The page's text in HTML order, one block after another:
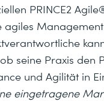
PRINCE2
seine Praxis den
und Agilität in
eingetragene